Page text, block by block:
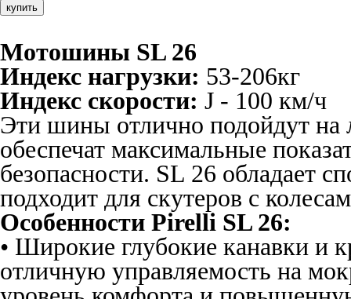
купить
Мотошины SL 26
Индекс нагрузки: 53-206кг
Индекс скорости: J - 100 км/ч
Эти шины отлично подойдут
обеспечат максимальные
безопасности. SL 26 обладает
подходит для скутеров с
Особенности Pirelli SL 26:
• Широкие глубокие канавки и
отличную управляемость на